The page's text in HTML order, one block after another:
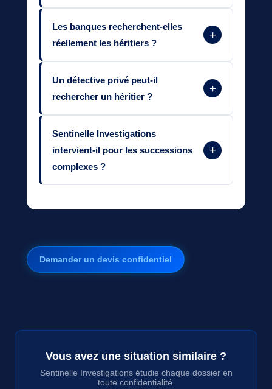
Les banques recherchent-elles
réellement les héritiers ?
+
Un détective privé peut-il
rechercher un héritier ?
+
Sentinelle Investigations
intervient-il pour les successions
complexes ?
+
Demander un devis confidentiel
Vous avez une situation similaire ?
Sentinelle Investigations étudie chaque dossier en
toute confidentialité.